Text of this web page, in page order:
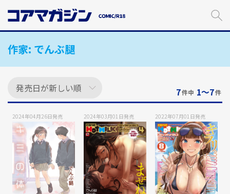
ン
作家: でんぶ腿
7件中 1〜7件
2024年04月26日発売 2024年03月01日発売 2022年07月01日発売